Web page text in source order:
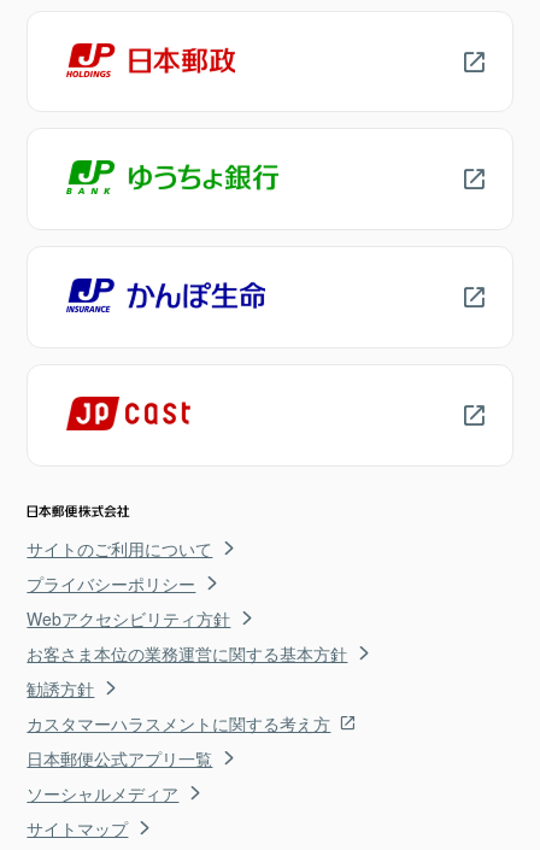
サイトのご利用について
プライバシーポリシー
Webアクセシビリティ方針
お客さま本位の業務運営に関する基本方針
勧誘方針
カスタマーハラスメントに関する考え方
日本郵便公式アプリ一覧
ソーシャルメディア
サイトマップ